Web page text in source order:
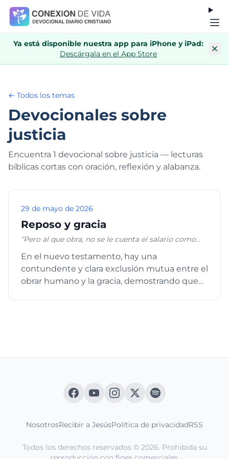
Ya está disponible nuestra app para iPhone y iPad:
Descárgala en el App Store
← Todos los temas
Devocionales sobre
justicia
Encuentra 1 devocional sobre justicia — lecturas
bíblicas cortas con oración, reflexión y alabanza.
29 de mayo de 2026
Reposo y gracia
“Pero al que obra, no se le cuenta el salario como
cree en aquel que justifica al impío, su fe le es
contada por justicia.”, Romanos 4:4-5
En el nuevo testamento, hay una
contundente y clara exclusión mutua entre el
obrar humano y la gracia, demostrando que
NosotrosRecibir a JesúsPolítica de privacidadRSS
Todos los derechos reservados © 2026. Prohibida su